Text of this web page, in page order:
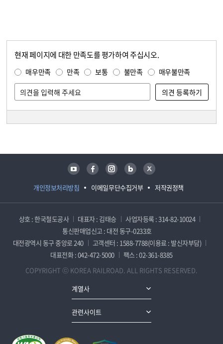
현재 페이지에 대한 만족도를 평가하여 주십시오.
매우만족 만족 보통 불만족 매우불만족
개인정보처리방침 이메일무단수집거부 저작권정책
유튜브 페이스북 인스타그램 블로그 트위터
상호 : 한국철도공사 대표자 : 김태승
사업자등록 : 314-82-10024
통신판매업신고 : 대전 동구-0233호
대전광역시 동구 중앙로 240
고객센터 : 1588-7788(이용료 : 발신자부담)
대표전화 : 042-472-5000
팩스 : 02-361-8385
COPYRIGHT ⓒ KOREA RAILROAD. ALL RIGHTS RESERVED.
계열사
관련사이트